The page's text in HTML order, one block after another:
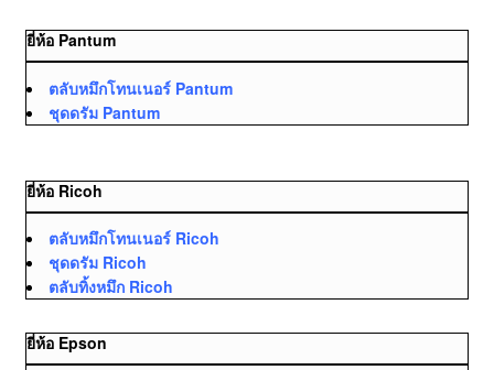
ยี่ห้อ Pantum
ตลับหมึกโทนเนอร์ Pantum
ชุดดรัม Pantum
ยี่ห้อ Ricoh
ตลับหมึกโทนเนอร์ Ricoh
ชุดดรัม Ricoh
ตลับทิ้งหมึก Ricoh
ยี่ห้อ Epson